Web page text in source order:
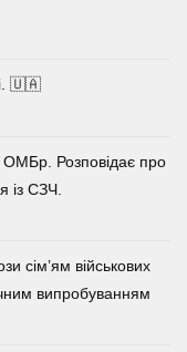
🇺🇦
ОМБр. Розповідає про
із СЗЧ.
сім’ям військових
випробуванням